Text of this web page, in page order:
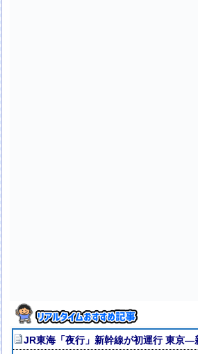
JR東海「夜行」新幹線が初運行 東京―